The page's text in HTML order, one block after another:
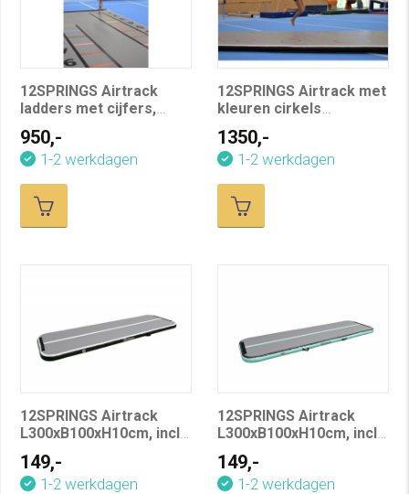
12SPRINGS Airtrack
ladders met cijfers,
compressor
950,-
1-2 werkdagen
12SPRINGS Airtrack met
kleuren cirkels
compressor
1350,-
1-2 werkdagen
12SPRINGS Airtrack
L300xB100xH10cm, incl.
compressor, grijs/zwart
149,-
1-2 werkdagen
12SPRINGS Airtrack
L300xB100xH10cm, incl.
compressor,
grijs/mintgroen
149,-
1-2 werkdagen